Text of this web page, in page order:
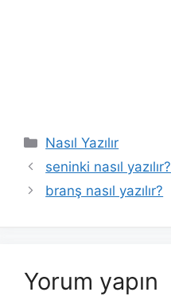
Kategoriler
Nasıl Yazılır
seninki nasıl yazılır?
branş nasıl yazılır?
Yorum yapın